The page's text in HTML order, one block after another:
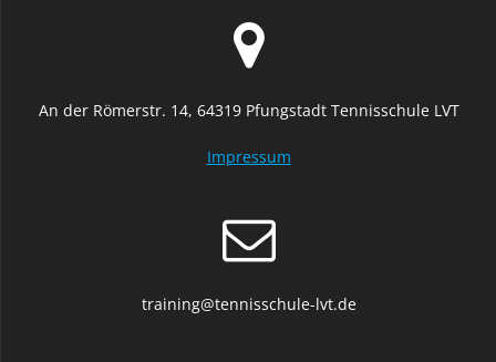
An der Römerstr. 14, 64319 Pfungstadt Tennisschule LVT
Impressum
training@tennisschule-lvt.de